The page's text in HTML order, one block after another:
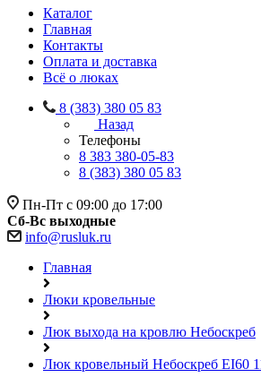
Каталог
Главная
Контакты
Оплата и доставка
Всё о люках
8 (383) 380 05 83
Назад
Телефоны
8 383 380-05-83
8 (383) 380 05 83
Пн-Пт с 09:00 до 17:00
Сб-Вс выходные
info@rusluk.ru
Главная
Люки кровельные
Люк выхода на кровлю Небоскреб
Люк кровельный Небоскреб EI60